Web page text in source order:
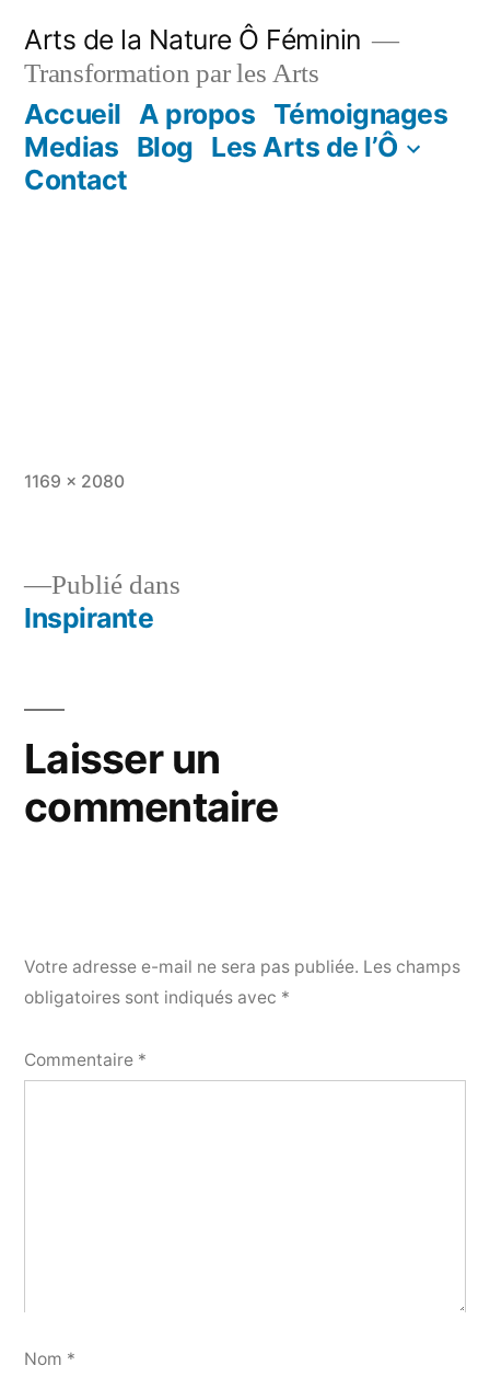
contenu
Arts de la Nature Ô Féminin
Transformation par les Arts
Accueil A propos Témoignages
Medias Blog Les Arts de l’Ô
Contact
Taille
1169 × 2080
Navigation
l’article
Publié dans
Inspirante
Laisser un
commentaire
Votre adresse e-mail ne sera pas publiée. Les champs
obligatoires sont indiqués avec *
Commentaire *
Nom *